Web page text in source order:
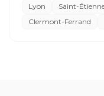
Lyon Saint-
Clermont-Ferrand